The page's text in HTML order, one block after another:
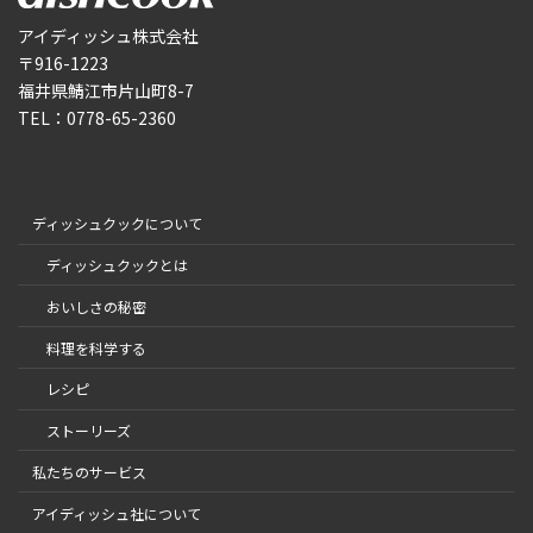
アイディッシュ株式会社
〒916-1223
福井県鯖江市片山町8-7
TEL：0778-65-2360
ディッシュクックについて
ディッシュクックとは
おいしさの秘密
料理を科学する
レシピ
ストーリーズ
私たちのサービス
アイディッシュ社について